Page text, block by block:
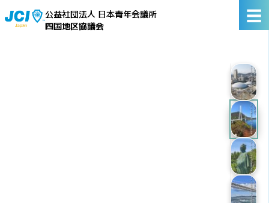
公益社団法人 日本青年会議所
四国地区協議会
☰